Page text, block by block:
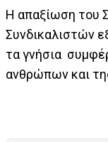
Η απαξίωση του
Συνδικαλιστών
τα γνήσια
ανθρώπων και